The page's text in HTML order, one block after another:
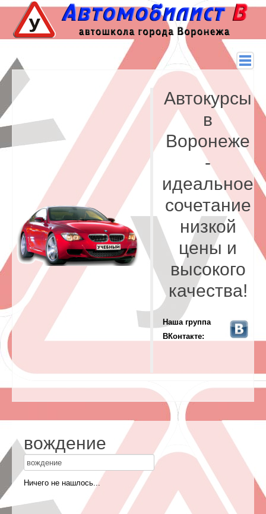
Автокурсы
в
Воронеже
-
идеальное
сочетание
низкой
цены и
высокого
качества!
Наша группа
ВКонтакте:
вождение
Ничего не нашлось...